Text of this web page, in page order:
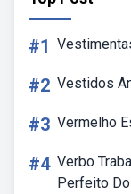
#1
#2 Vestidos
#3 Vermelho
#4 Verbo
Perfeito